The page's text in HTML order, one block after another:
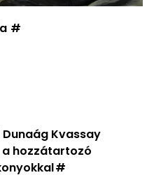
Kvassay
a hozzátartozó